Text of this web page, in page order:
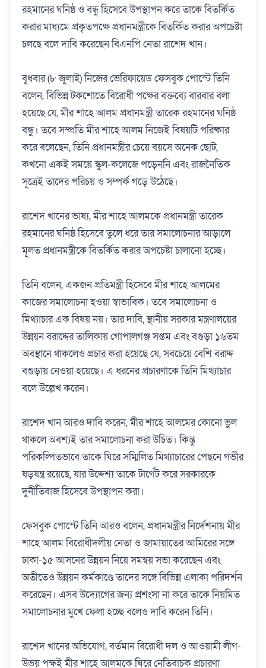
রহমানের ঘনিষ্ঠ ও বন্ধু হিসেবে উপস্থাপন করে তাকে বিতর্কিত
করার মাধ্যমে প্রকৃতপক্ষে প্রধানমন্ত্রীকে বিতর্কিত করার অপচেষ্টা
চলছে বলে দাবি করেছেন বিএনপি নেতা রাশেদ খান।
বুধবার (৮ জুলাই) নিজের ভেরিফায়েড ফেসবুক পোস্টে তিনি
বলেন, বিভিন্ন টকশোতে বিরোধী পক্ষের বক্তব্যে বারবার বলা
হয়েছে যে, মীর শাহে আলম প্রধানমন্ত্রী তারেক রহমানের ঘনিষ্ঠ
বন্ধু। তবে সম্প্রতি মীর শাহে আলম নিজেই বিষয়টি পরিষ্কার
করে বলেছেন, তিনি প্রধানমন্ত্রীর চেয়ে বয়সে অনেক ছোট,
কখনো একই সময়ে স্কুল-কলেজে পড়েননি এবং রাজনৈতিক
সূত্রেই তাদের পরিচয় ও সম্পর্ক গড়ে উঠেছে।
রাশেদ খানের ভাষ্য, মীর শাহে আলমকে প্রধানমন্ত্রী তারেক
রহমানের ঘনিষ্ঠ হিসেবে তুলে ধরে তার সমালোচনার আড়ালে
মূলত প্রধানমন্ত্রীকে বিতর্কিত করার অপচেষ্টা চালানো হচ্ছে।
তিনি বলেন, একজন প্রতিমন্ত্রী হিসেবে মীর শাহে আলমের
কাজের সমালোচনা হওয়া স্বাভাবিক। তবে সমালোচনা ও
মিথ্যাচার এক বিষয় নয়। তার দাবি, স্থানীয় সরকার মন্ত্রণালয়ের
উন্নয়ন বরাদ্দের তালিকায় গোপালগঞ্জ সপ্তম এবং বগুড়া ১৬তম
অবস্থানে থাকলেও প্রচার করা হয়েছে যে, সবচেয়ে বেশি বরাদ্দ
বগুড়ায় নেওয়া হয়েছে। এ ধরনের প্রচারণাকে তিনি মিথ্যাচার
বলে উল্লেখ করেন।
রাশেদ খান আরও দাবি করেন, মীর শাহে আলমের কোনো ভুল
থাকলে অবশ্যই তার সমালোচনা করা উচিত। কিন্তু
পরিকল্পিতভাবে তাকে ঘিরে সম্মিলিত মিথ্যাচারের পেছনে গভীর
ষড়যন্ত্র রয়েছে, যার উদ্দেশ্য তাকে টার্গেট করে সরকারকে
দুর্নীতিবাজ হিসেবে উপস্থাপন করা।
ফেসবুক পোস্টে তিনি আরও বলেন, প্রধানমন্ত্রীর নির্দেশনায় মীর
শাহে আলম বিরোধীদলীয় নেতা ও জামায়াতের আমিরের সঙ্গে
ঢাকা-১৫ আসনের উন্নয়ন নিয়ে সমন্বয় সভা করেছেন এবং
অতীতেও উন্নয়ন কর্মকাণ্ডে তাদের সঙ্গে বিভিন্ন এলাকা পরিদর্শন
করেছেন। এসব উদ্যোগের জন্য প্রশংসা না করে তাকে নিয়মিত
সমালোচনার মুখে ফেলা হচ্ছে বলেও দাবি করেন তিনি।
রাশেদ খানের অভিযোগ, বর্তমান বিরোধী দল ও আওয়ামী লীগ-
উভয় পক্ষই মীর শাহে আলমকে ঘিরে নেতিবাচক প্রচারণা